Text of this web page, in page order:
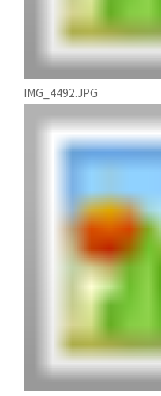
IMG_4492.JPG